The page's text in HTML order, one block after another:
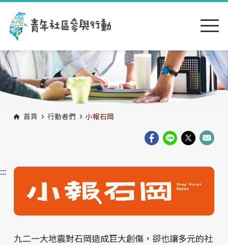
跳到主要內容區塊
首頁 行動者們 小報石岡
:::
九二一大地震對石岡造成巨大創傷，卻也讓多元的社